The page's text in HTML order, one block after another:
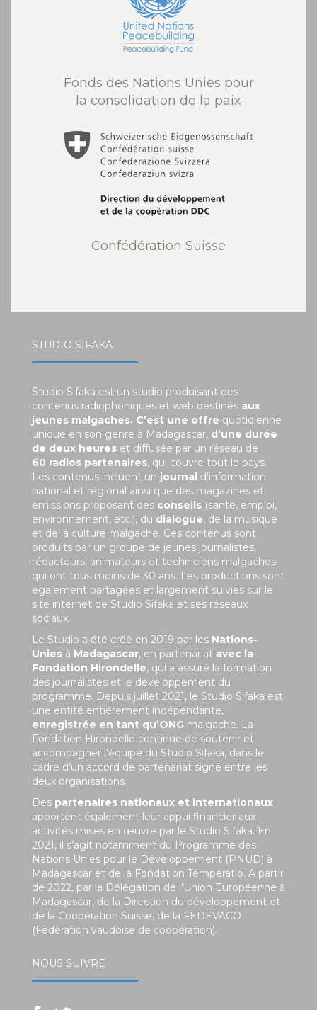
Fonds des Nations Unies pour
la consolidation de la paix
Confédération Suisse
STUDIO SIFAKA
Studio Sifaka est un studio produisant des
contenus radiophoniques et web destinés aux
jeunes malgaches. C’est une offre quotidienne
unique en son genre à Madagascar, d’une durée
de deux heures et diffusée par un réseau de
60 radios partenaires, qui couvre tout le pays.
Les contenus incluent un journal d’information
national et régional ainsi que des magazines et
émissions proposant des conseils (santé, emploi,
environnement, etc.), du dialogue, de la musique
et de la culture malgache. Ces contenus sont
produits par un groupe de jeunes journalistes,
rédacteurs, animateurs et techniciens malgaches
qui ont tous moins de 30 ans. Les productions sont
également partagées et largement suivies sur le
site internet de Studio Sifaka et ses réseaux
sociaux.
Le Studio a été créé en 2019 par les Nations-
Unies à Madagascar, en partenariat avec la
Fondation Hirondelle, qui a assuré la formation
des journalistes et le développement du
programme. Depuis juillet 2021, le Studio Sifaka est
une entité entièrement indépendante,
enregistrée en tant qu’ONG malgache. La
Fondation Hirondelle continue de soutenir et
accompagner l’équipe du Studio Sifaka, dans le
cadre d’un accord de partenariat signé entre les
deux organisations.
Des partenaires nationaux et internationaux
apportent également leur appui financier aux
activités mises en œuvre par le Studio Sifaka. En
2021, il s’agit notamment du Programme des
Nations Unies pour le Développement (PNUD) à
Madagascar et de la Fondation Temperatio. A partir
de 2022, par la Délégation de l’Union Européenne à
Madagascar, de la Direction du développement et
de la Coopération Suisse, de la FEDEVACO
(Fédération vaudoise de coopération).
NOUS SUIVRE